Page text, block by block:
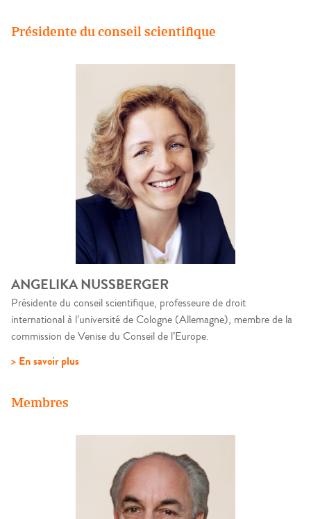
Présidente du conseil scientifique
ANGELIKA NUSSBERGER
Présidente du conseil scientifique, professeure de droit
international à l’université de Cologne (Allemagne), membre de la
commission de Venise du Conseil de l’Europe.
> En savoir plus
Membres